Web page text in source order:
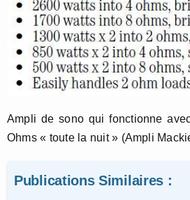
Ampli de sono qui fonctionne
Ohms « toute la nuit » (Ampli
Publications Similaires :